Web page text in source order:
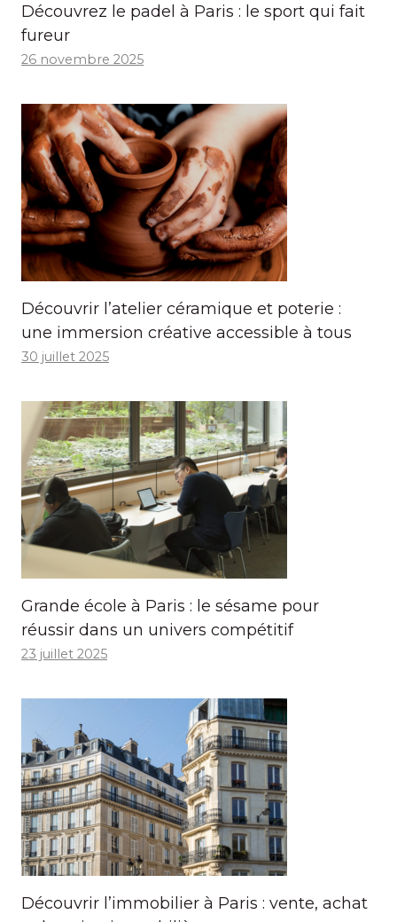
Découvrez le padel à Paris : le sport qui fait
fureur
26 novembre 2025
Découvrir l’atelier céramique et poterie :
une immersion créative accessible à tous
30 juillet 2025
Grande école à Paris : le sésame pour
réussir dans un univers compétitif
23 juillet 2025
Découvrir l’immobilier à Paris : vente, achat